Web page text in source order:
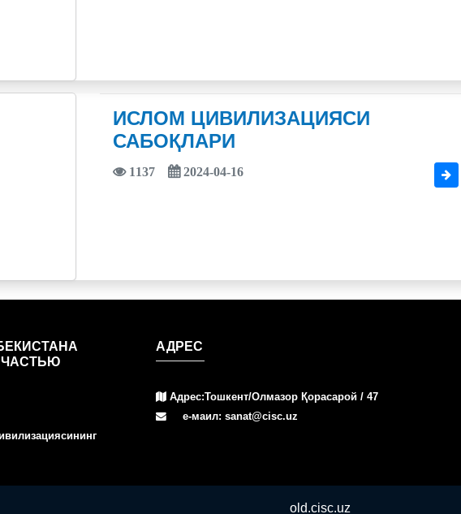
ИСЛОМ ЦИВИЛИЗАЦИЯСИ
САБОҚЛАРИ
1137 2024-04-16
АДРЕС
Адрес:Тошкент/Олмазор Қорасарой / 47
е-маил: sanat@cisc.uz
old.cisc.uz